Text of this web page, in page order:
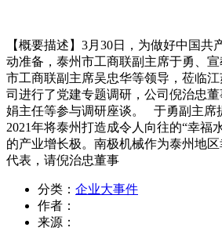
【概要描述】 3月30日，为做好中国共
动准备，泰州市工商联副主席于勇、
市工商联副主席吴忠华等领导，莅临
司进行了党建专题调研，公司倪治忠
娟主任等参与调研座谈。 于勇副主席
2021年将泰州打造成令人向往的“幸福
的产业增长极。南极机械作为泰州地
代表，请倪治忠董事
分类： 企业大事件
作者：
来源：